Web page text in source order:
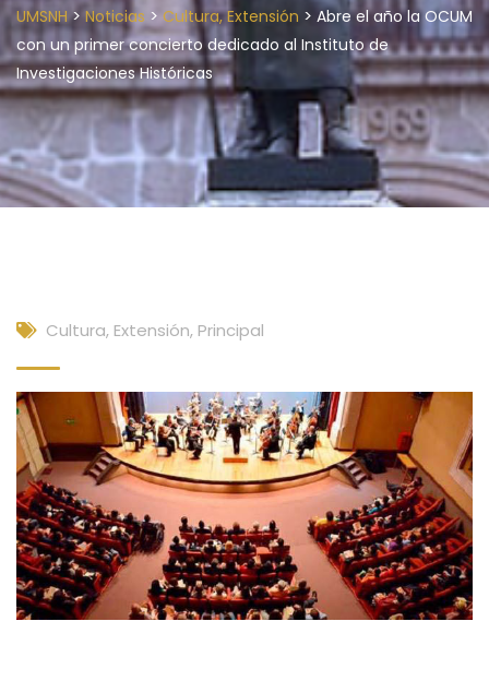
UMSNH> Noticias > Cultura, Extensión > Abre el año la OCUM
con un primer concierto dedicado al Instituto de
Investigaciones Históricas
Cultura, Extensión, Principal